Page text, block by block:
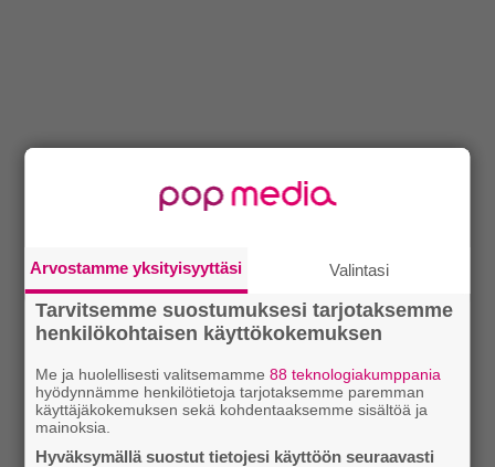
Arvostamme yksityisyyttäsi Valintasi
Tarvitsemme suostumuksesi tarjotaksemme
henkilökohtaisen käyttökokemuksen
Me ja huolellisesti valitsemamme88 teknologiakumppania
hyödynnämme henkilötietoja tarjotaksemme paremman
käyttäjäkokemuksen sekä kohdentaaksemme sisältöä ja
mainoksia.
Hyväksymällä suostut tietojesi käyttöön seuraavasti